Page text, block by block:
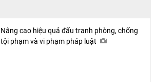
Nâng cao hiệu quả đấu tranh phòng, chống
tội phạm và vi phạm pháp luật